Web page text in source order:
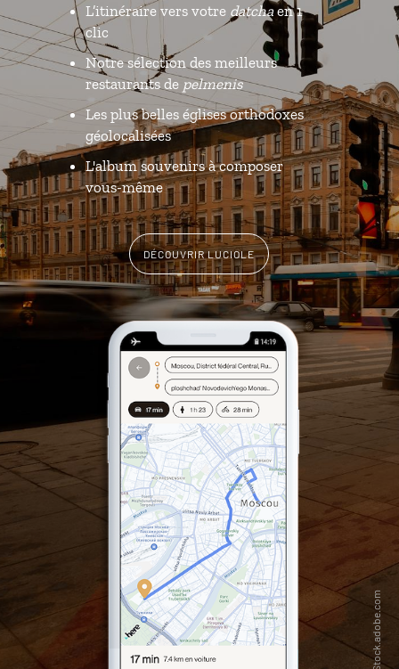
L’itinéraire vers votre datchaen 1
clic
Notre sélection des meilleurs
restaurants depelmenis
Les plus belles églises orthodoxes
géolocalisées
L'album souvenirs à composer
vous-même
DÉCOUVRIR LUCIOLE